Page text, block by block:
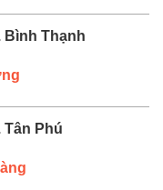
Bình Thạnh
Tân Phú